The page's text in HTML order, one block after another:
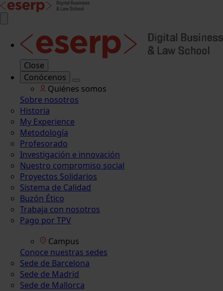
Close
Conócenos
Quiénes somos
Sobre nosotros
Historia
My Experience
Metodología
Profesorado
Investigación e innovación
Nuestro compromiso social
Proyectos Solidarios
Sistema de Calidad
Buzón Ético
Trabaja con nosotros
Pago por TPV
Campus
Conoce nuestras sedes
Sede de Barcelona
Sede de Madrid
Sede de Mallorca